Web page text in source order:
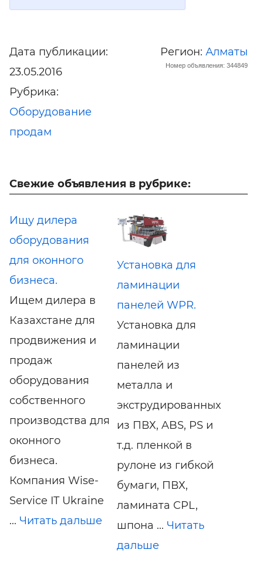
Дата публикации:
23.05.2016
Рубрика:
Оборудование
продам
Регион: Алматы
Номер объявления: 344849
Свежие объявления в рубрике:
Ищу дилера
оборудования
для оконного
бизнеса.
Ищем дилера в
Казахстане для
продвижения и
продаж
оборудования
собственного
производства для
оконного
бизнеса.
Компания Wise-
Service IT Ukraine
... Читать дальше
Установка для
ламинации
панелей WPR.
Установка для
ламинации
панелей из
металла и
экструдированных
из ПВХ, ABS, PS и
т.д. пленкой в
рулоне из гибкой
бумаги, ПВХ,
ламината CPL,
шпона ... Читать
дальше